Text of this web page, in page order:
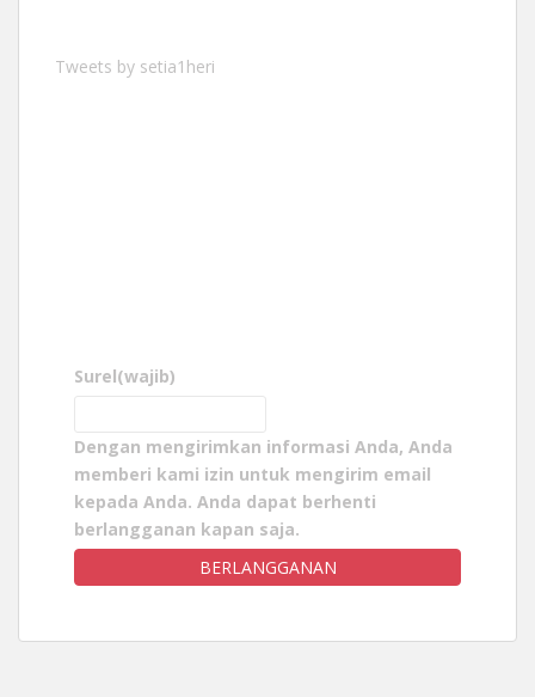
Tweets by setia1heri
Surel(wajib)
Dengan mengirimkan informasi Anda, Anda
memberi kami izin untuk mengirim email
kepada Anda. Anda dapat berhenti
berlangganan kapan saja.
BERLANGGANAN